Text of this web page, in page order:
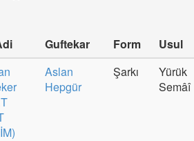
Guftekar Form
Usul
Aslan
Hepgür
Şarkı
Yürük
Semâî